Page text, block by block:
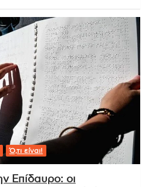
Ό,τι είναι!
Επίδαυρο: οι